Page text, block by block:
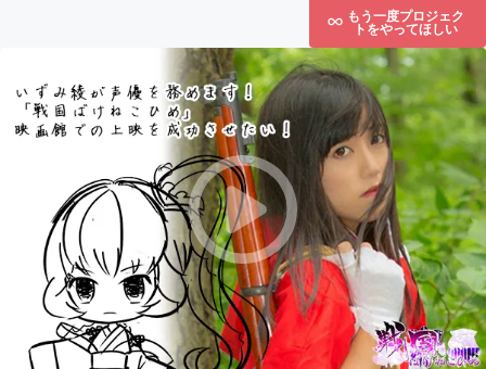
もう一度プロジェク
トをやってほしい